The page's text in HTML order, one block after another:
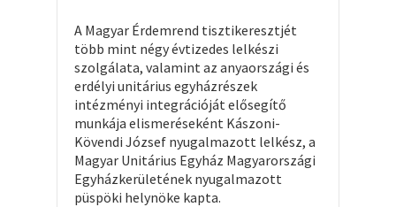
A Magyar Érdemrend tisztikeresztjét
több mint négy évtizedes lelkészi
szolgálata, valamint az anyaországi és
erdélyi unitárius egyházrészek
intézményi integrációját elősegítő
munkája elismeréseként Kászoni-
Kövendi József nyugalmazott lelkész, a
Magyar Unitárius Egyház Magyarországi
Egyházkerületének nyugalmazott
püspöki helynöke kapta.